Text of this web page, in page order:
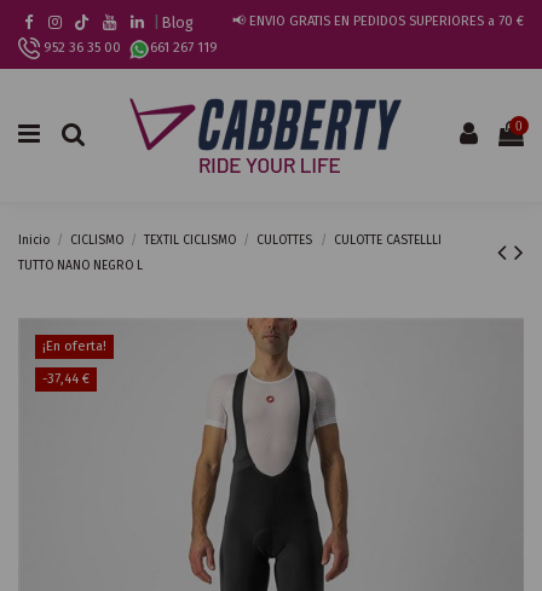
Blog
📢 ENVIO GRATIS EN PEDIDOS SUPERIORES a 70 €
952 36 35 00
661 267 119
0
Inicio CICLISMO TEXTIL CICLISMO CULOTTES
CULOTTE CASTELLLI
TUTTO NANO NEGRO L
¡En oferta!
-37,44 €